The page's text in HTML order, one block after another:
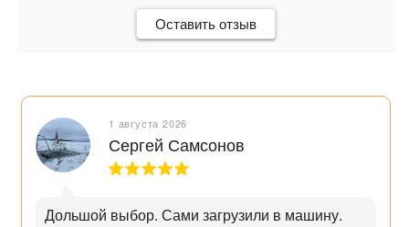
Оставить отзыв
1 августа 2026
Сергей Самсонов
Дольшой выбор. Сами загрузили в машину.